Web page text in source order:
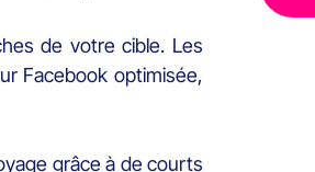
de votre cible. Les
Facebook optimisée,
grâce à de courts